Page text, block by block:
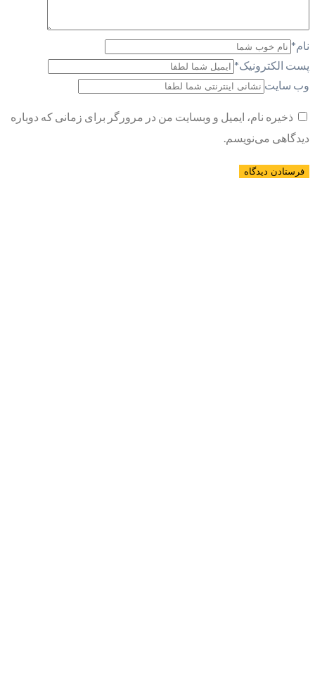
نام*
پست الکترونیک*
وب سایت
ذخیره نام، ایمیل و وبسایت من در مرورگر برای زمانی که دوباره
دیدگاهی می‌نویسم.